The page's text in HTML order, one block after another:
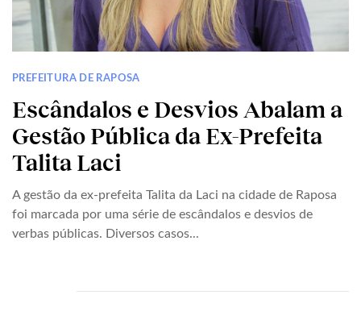
PREFEITURA DE RAPOSA
Escândalos e Desvios Abalam a
Gestão Pública da Ex-Prefeita
Talita Laci
A gestão da ex-prefeita Talita da Laci na cidade de Raposa
foi marcada por uma série de escândalos e desvios de
verbas públicas. Diversos casos...